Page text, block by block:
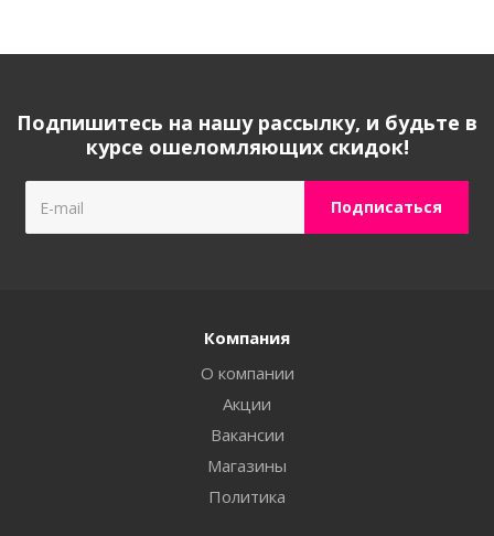
Подпишитесь на нашу рассылку, и будьте в
курсе ошеломляющих скидок!
Компания
О компании
Акции
Вакансии
Магазины
Политика